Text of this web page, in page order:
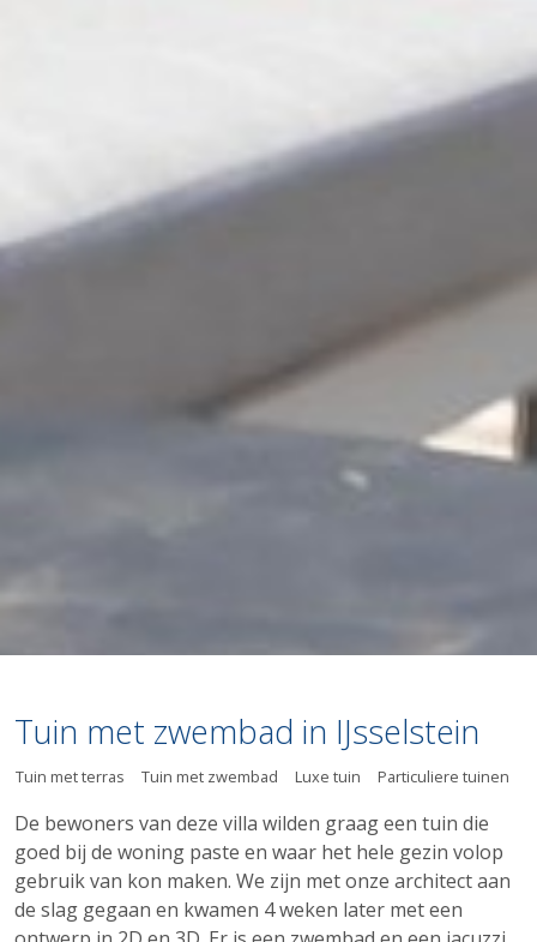
Tuin met zwembad in IJsselstein
Tuin met terras Tuin met zwembad Luxe tuin Particuliere tuinen
De bewoners van deze villa wilden graag een tuin die
goed bij de woning paste en waar het hele gezin volop
gebruik van kon maken. We zijn met onze architect aan
de slag gegaan en kwamen 4 weken later met een